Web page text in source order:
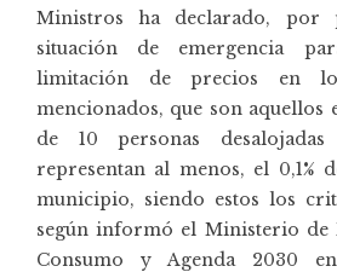
Ministros ha declarado, por
situación de emergencia
limitación de precios en
mencionados, que son aquellos
de 10 personas
representan al menos, el 0,1%
municipio, siendo estos los
según informó el Ministerio de
Consumo y Agenda 2030